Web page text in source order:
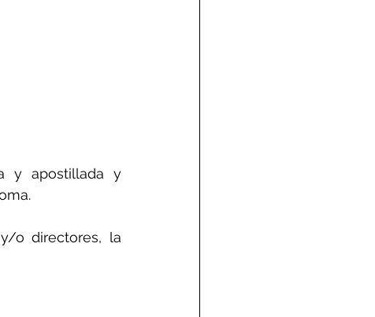
y apostillada y
o directores, la